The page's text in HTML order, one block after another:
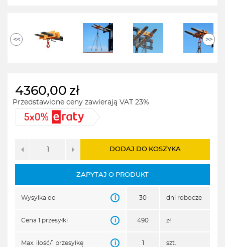
<< >>
4360,00 zł
Przedstawione ceny zawierają VAT 23%
DODAJ DO KOSZYKA
ZAPYTAJ O PRODUKT
Wysyłka do i 30 dni robocze
Cena 1 przesyłki i 490 zł
Max. ilość/1 przesyłkę i szt.